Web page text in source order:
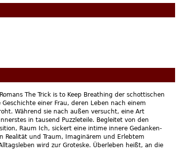
The Trick is to Keep Breathing der schottischen
einer Frau, deren Leben nach einem
Während sie nach außen versucht, eine Art
in tausend Puzzleteile. Begleitet von den
Raum Ich, sickert eine intime innere Gedanken-
Realität und Traum, Imaginärem und Erlebtem
wird zur Groteske. Überleben heißt, an die